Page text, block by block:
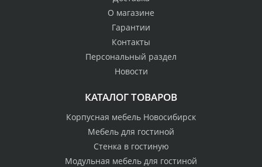
О магазине
Гарантии
Контакты
Персональный раздел
Новости
КАТАЛОГ ТОВАРОВ
Корпусная мебель Новосибирск
Мебель для гостиной
Стенка в гостиную
Модульная мебель для гостиной